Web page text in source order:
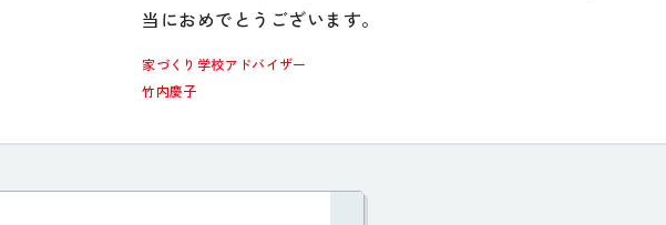
当におめでとうございます。
家づくり学校アドバイザー
竹内慶子